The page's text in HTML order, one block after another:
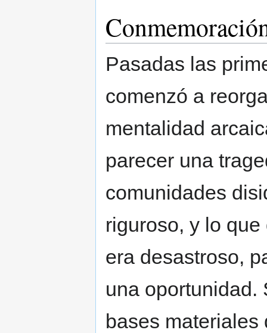
Pasadas las
comenzó a
mentalidad
parecer una
comunidades
riguroso, y lo
era desastroso,
una oportunidad.
bases